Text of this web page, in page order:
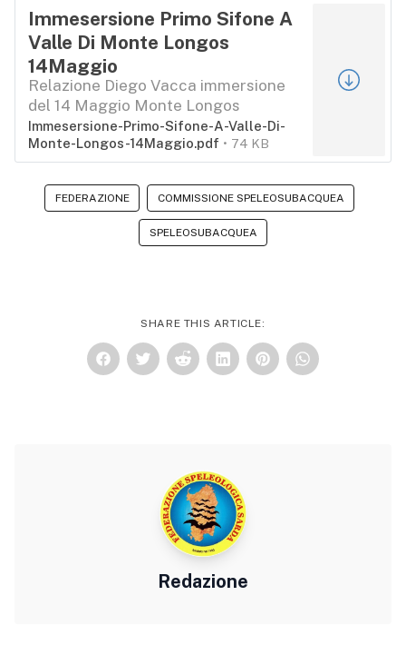
Immesersione Primo Sifone A
Valle Di Monte Longos
14Maggio
Relazione Diego Vacca immersione
del 14 Maggio Monte Longos
Immesersione-Primo-Sifone-A-Valle-Di-
Monte-Longos-14Maggio.pdf
74 KB
FEDERAZIONE COMMISSIONE SPELEOSUBACQUEA
SPELEOSUBACQUEA
SHARE THIS ARTICLE:
Redazione